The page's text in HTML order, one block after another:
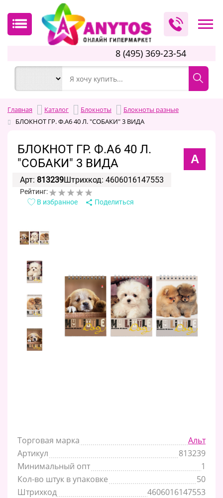
8 (495) 369-23-54
Главная Каталог Блокноты
Блокноты разные
БЛОКНОТ ГР. Ф.А6 40 Л. "СОБАКИ" 3 ВИДА
БЛОКНОТ ГР. Ф.А6 40 Л.
"СОБАКИ" 3 ВИДА
А
Арт: 813239Штрихкод: 4606016147553
Рейтинг:
В избранное
Поделиться
Торговая марка
Альт
Артикул
813239
Минимальный опт
1
Кол-во штук в упаковке
50
Штрихкод
4606016147553